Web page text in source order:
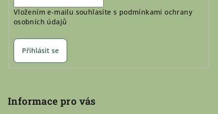
Vložením e-mailu souhlasíte s podmínkami ochrany
osobních údajů
Přihlásit se
Informace pro vás